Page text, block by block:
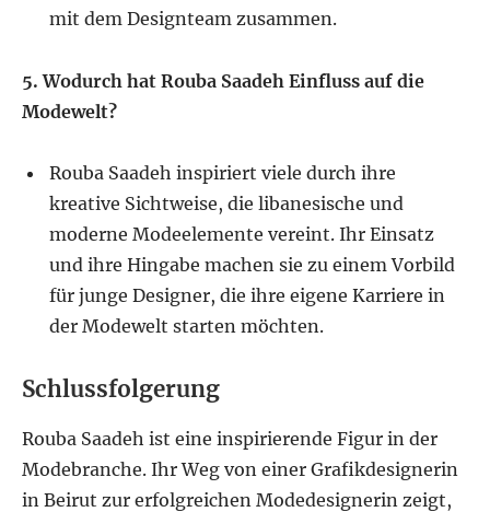
mit dem Designteam zusammen.
5. Wodurch hat Rouba Saadeh Einfluss auf die
Modewelt?
Rouba Saadeh inspiriert viele durch ihre
kreative Sichtweise, die libanesische und
moderne Modeelemente vereint. Ihr Einsatz
und ihre Hingabe machen sie zu einem Vorbild
für junge Designer, die ihre eigene Karriere in
der Modewelt starten möchten.
Schlussfolgerung
Rouba Saadeh ist eine inspirierende Figur in der
Modebranche. Ihr Weg von einer Grafikdesignerin
in Beirut zur erfolgreichen Modedesignerin zeigt,